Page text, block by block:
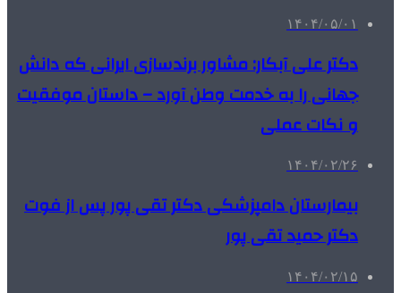
۱۴۰۴/۰۵/۰۱
دکتر علی آبکار: مشاور برندسازی ایرانی که دانش
جهانی را به خدمت وطن آورد – داستان موفقیت
و نکات عملی
۱۴۰۴/۰۲/۲۶
بیمارستان دامپزشکی دکتر تقی پور پس از فوت
دکتر حمید تقی پور
۱۴۰۴/۰۲/۱۵